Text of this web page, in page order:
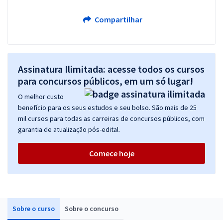
Sobre o curso Sobre o concurso
Compartilhar
Assinatura Ilimitada: acesse todos os cursos
para concursos públicos, em um só lugar!
O melhor custo
benefício para os seus estudos e seu bolso. São mais de 25
mil cursos para todas as carreiras de concursos públicos, com
garantia de atualização pós-edital.
Comece hoje